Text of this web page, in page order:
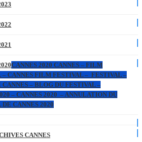
CANNES 2020 CANNES – FILM
– CANNES FILM FESTIVAL – FESTIVAL –
CANNES – BLOG DU FESTIVAL –
– CANNES 2020 – ANNULATION DU
CANNES 2020
CANNES